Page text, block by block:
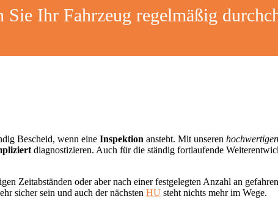
Sie Ihr Fahrzeug regelmäßig
Bescheid, wenn eine Inspektion ansteht. Mit unseren
diagnostizieren. Auch für die ständig fortlaufende
Zeitabständen oder aber nach einer festgelegten Anzahl an
sicher sein und auch der nächsten HU steht nichts mehr im Wege.